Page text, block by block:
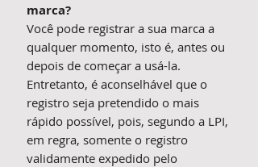
marca?
Você pode registrar a sua marca a
qualquer momento, isto é, antes ou
depois de começar a usá-la.
Entretanto, é aconselhável que o
registro seja pretendido o mais
rápido possível, pois, segundo a LPI,
em regra, somente o registro
validamente expedido pelo